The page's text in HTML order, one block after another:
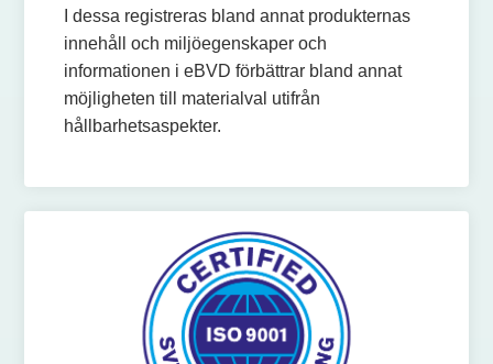
I dessa registreras bland annat produkternas
innehåll och miljöegenskaper och
informationen i eBVD förbättrar bland annat
möjligheten till materialval utifrån
hållbarhetsaspekter.